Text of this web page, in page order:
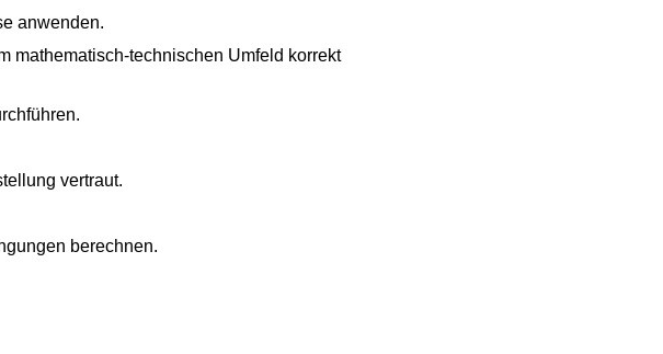
anwenden.
mathematisch-technischen Umfeld korrekt
vertraut.
berechnen.